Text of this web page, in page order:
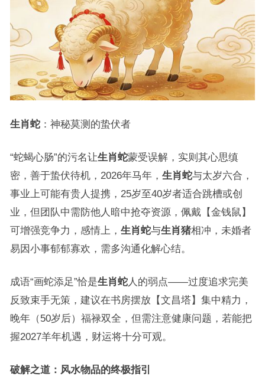
生肖蛇：神秘莫测的蛰伏者
“蛇蝎心肠”的污名让生肖蛇蒙受误解，实则其心思缜
密，善于蛰伏待机，2026年马年， 生肖蛇与太岁六合，
事业上可能有贵人提携，25岁至40岁者适合跳槽或创
业，但团队中需防他人暗中抢夺资源，佩戴【金钱鼠】
可增强竞争力，感情上， 生肖蛇与生肖猪相冲，未婚者
易因小事郁郁寡欢，需多沟通化解心结。
成语“画蛇添足”恰是生肖蛇人的弱点——过度追求完美
反致束手无策，建议在书房摆放【文昌塔】集中精力，
晚年（50岁后）福禄双全，但需注意健康问题，若能把
握2027羊年机遇，财运将十分可观。
破解之道：风水物品的终极指引